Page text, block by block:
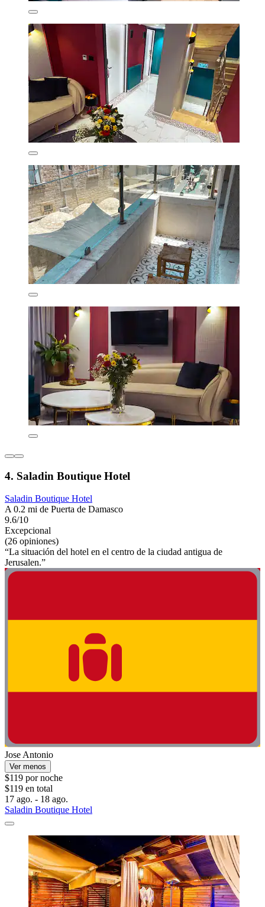
4. Saladin Boutique Hotel
Saladin Boutique Hotel
A 0.2 mi de Puerta de Damasco
9.6/10
Excepcional
(26 opiniones)
“La situación del hotel en el centro de la ciudad antigua de
Jerusalen.”
Jose Antonio
Ver menos
$119 por noche
$119 en total
17 ago. - 18 ago.
Saladin Boutique Hotel